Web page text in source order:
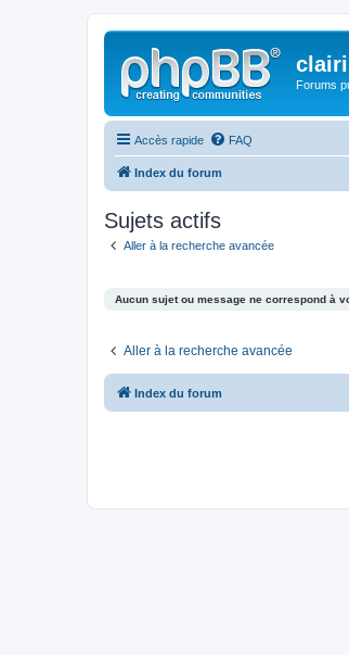
Forums
Accès rapide FAQ
Index du forum
Sujets actifs
Aller à la recherche avancée
Aucun sujet ou message ne correspond à
Aller à la recherche avancée
Index du forum